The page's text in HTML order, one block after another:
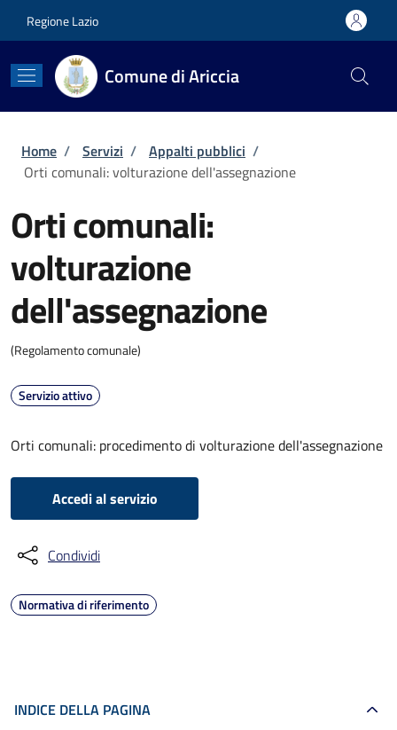
Regione Lazio
Comune di Ariccia
Briciole di pane
Home / Servizi / Appalti pubblici /
Orti comunali: volturazione dell'assegnazione
Orti comunali:
volturazione
dell'assegnazione
(Regolamento comunale)
Servizio attivo
Orti comunali: procedimento di volturazione dell'assegnazione
Accedi al servizio
Condividi
Normativa di riferimento
INDICE DELLA PAGINA